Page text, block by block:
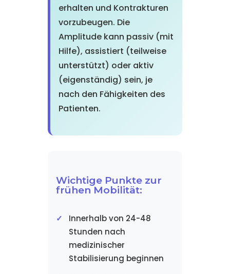
erhalten und Kontrakturen
vorzubeugen. Die
Amplitude kann passiv (mit
Hilfe), assistiert (teilweise
unterstützt) oder aktiv
(eigenständig) sein, je
nach den Fähigkeiten des
Patienten.
Wichtige Punkte zur
frühen Mobilität:
Innerhalb von 24-48
Stunden nach
medizinischer
Stabilisierung beginnen